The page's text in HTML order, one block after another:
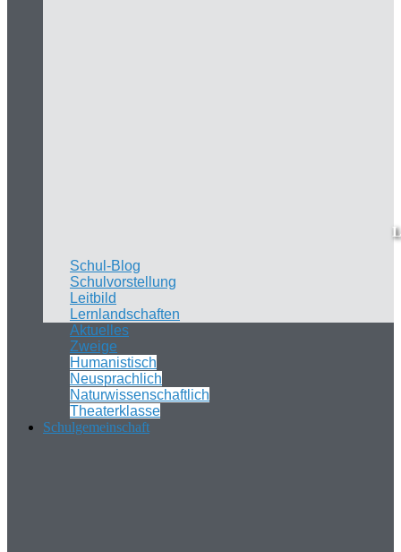
Schul-Blog
Schulvorstellung
Leitbild
Lernlandschaften
Aktuelles
Zweige
Humanistisch
Neusprachlich
Naturwissenschaftlich
Theaterklasse
Schulgemeinschaft